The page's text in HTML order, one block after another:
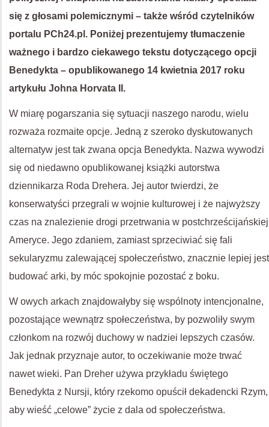
się z głosami polemicznymi – także wśród czytelników
portalu PCh24.pl. Poniżej prezentujemy tłumaczenie
ważnego i bardzo ciekawego tekstu dotyczącego opcji
Benedykta – opublikowanego 14 kwietnia 2017 roku
artykułu Johna Horvata II.
W miarę pogarszania się sytuacji naszego narodu, wielu
rozważa rozmaite opcje. Jedną z szeroko dyskutowanych
alternatyw jest tak zwana opcja Benedykta. Nazwa wywodzi
się od niedawno opublikowanej książki autorstwa
dziennikarza Roda Drehera. Jej autor twierdzi, że
konserwatyści przegrali w wojnie kulturowej i że najwyższy
czas na znalezienie drogi przetrwania w postchrześcijańskiej
Ameryce. Jego zdaniem, zamiast sprzeciwiać się fali
sekularyzmu zalewającej społeczeństwo, znacznie lepiej jest
budować arki, by móc spokojnie pozostać z boku.
W owych arkach znajdowałyby się wspólnoty intencjonalne,
pozostające wewnątrz społeczeństwa, by pozwoliły swym
członkom na rozwój duchowy w nadziei lepszych czasów.
Jak jednak przyznaje autor, to oczekiwanie może trwać
nawet wieki. Pan Dreher używa przykładu świętego
Benedykta z Nursji, który rzekomo opuścił dekadencki Rzym,
aby wieść „celowe” życie z dala od społeczeństwa.